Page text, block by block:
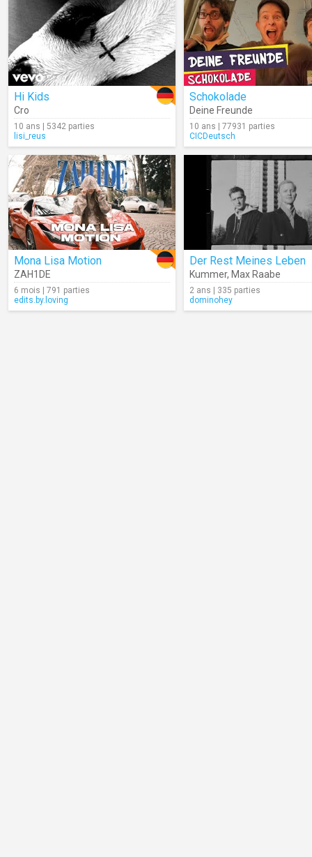
Hi Kids
Cro
10 ans | 5342 parties
lisi_reus
Schokolade
Deine Freunde
10 ans | 77931 parties
CICDeutsch
Mona Lisa Motion
ZAH1DE
6 mois | 791 parties
edits.by.loving
Der Rest Meines Leben
Kummer, Max Raabe
2 ans | 335 parties
dominohey